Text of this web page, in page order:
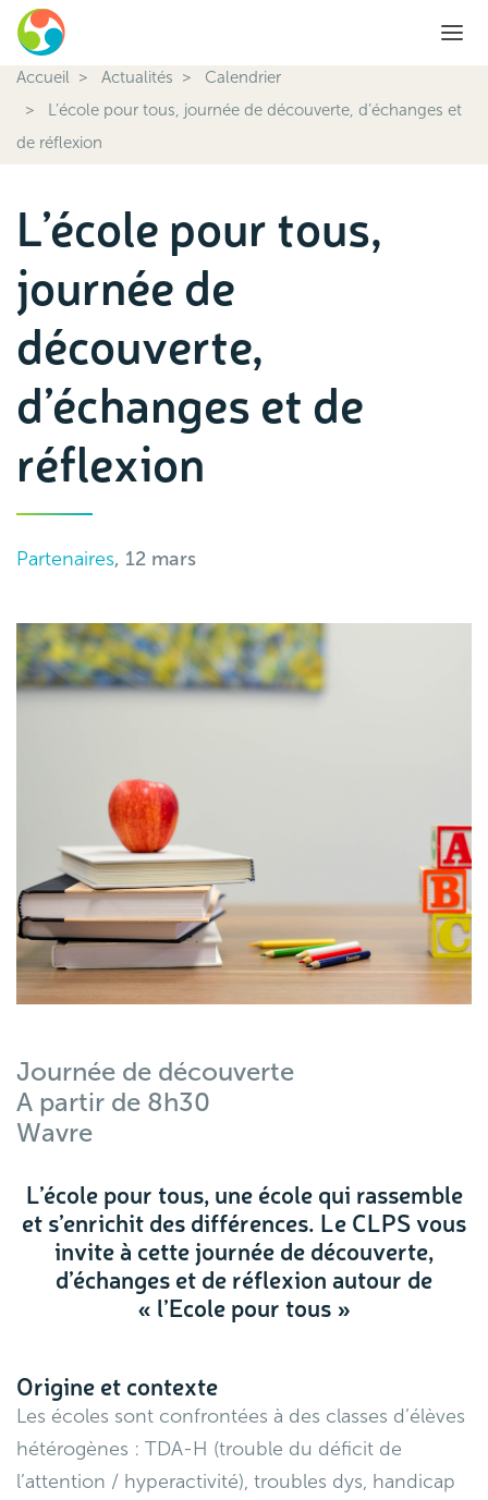
Accueil Actualités
Calendrier
L’école pour tous, journée de découverte, d’échanges et
de réflexion
L’école pour tous,
journée de
découverte,
d’échanges et de
réflexion
Partenaires, 12 mars
Journée de découverte
A partir de 8h30
Wavre
L’école pour tous, une école qui rassemble
et s’enrichit des différences. Le CLPS vous
invite à cette journée de découverte,
d’échanges et de réflexion autour de
« l’Ecole pour tous »
Origine et contexte
Les écoles sont confrontées à des classes d’élèves
hétérogènes : TDA-H (trouble du déficit de
l’attention / hyperactivité), troubles dys, handicap